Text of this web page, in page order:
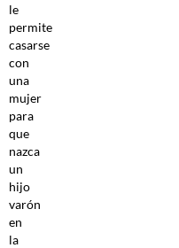
le
permite
casarse
con
una
mujer
para
que
nazca
un
hijo
varón
en
la